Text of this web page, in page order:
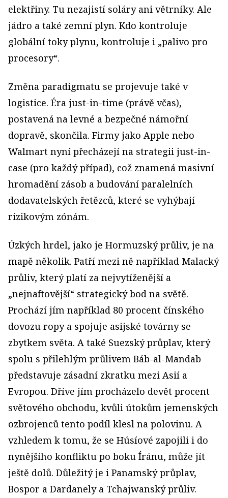
elektřiny. Tu nezajistí soláry ani větrníky. Ale
jádro a také zemní plyn. Kdo kontroluje
globální toky plynu, kontroluje i „palivo pro
procesory“.
Změna paradigmatu se projevuje také v
logistice. Éra just-in-time (právě včas),
postavená na levné a bezpečné námořní
dopravě, skončila. Firmy jako Apple nebo
Walmart nyní přecházejí na strategii just-in-
case (pro každý případ), což znamená masivní
hromadění zásob a budování paralelních
dodavatelských řetězců, které se vyhýbají
rizikovým zónám.
Úzkých hrdel, jako je Hormuzský průliv, je na
mapě několik. Patří mezi ně například Malacký
průliv, který platí za nejvytíženější a
„nejnaftovější“ strategický bod na světě.
Prochází jím například 80 procent čínského
dovozu ropy a spojuje asijské továrny se
zbytkem světa. A také Suezský průplav, který
spolu s přilehlým průlivem Báb-al-Mandab
představuje zásadní zkratku mezi Asií a
Evropou. Dříve jím procházelo devět procent
světového obchodu, kvůli útokům jemenských
ozbrojenců tento podíl klesl na polovinu. A
vzhledem k tomu, že se Húsíové zapojili i do
nynějšího konfliktu po boku Íránu, může jít
ještě dolů. Důležitý je i Panamský průplav,
Bospor a Dardanely a Tchajwanský průliv.